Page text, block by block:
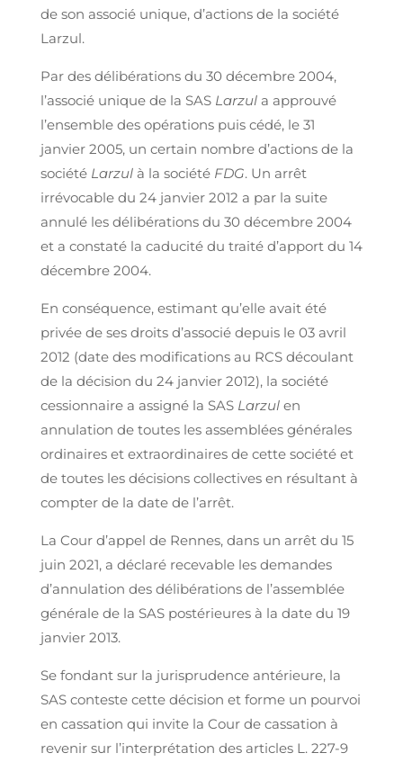
de son associé unique, d’actions de la société
Larzul.
Par des délibérations du 30 décembre 2004,
l’associé unique de la SAS Larzula approuvé
l’ensemble des opérations puis cédé, le 31
janvier 2005, un certain nombre d’actions de la
société Larzulà la société FDG. Un arrêt
irrévocable du 24 janvier 2012 a par la suite
annulé les délibérations du 30 décembre 2004
et a constaté la caducité du traité d’apport du 14
décembre 2004.
En conséquence, estimant qu’elle avait été
privée de ses droits d’associé depuis le 03 avril
2012 (date des modifications au RCS découlant
de la décision du 24 janvier 2012), la société
cessionnaire a assigné la SAS Larzulen
annulation de toutes les assemblées générales
ordinaires et extraordinaires de cette société et
de toutes les décisions collectives en résultant à
compter de la date de l’arrêt.
La Cour d’appel de Rennes, dans un arrêt du 15
juin 2021, a déclaré recevable les demandes
d’annulation des délibérations de l’assemblée
générale de la SAS postérieures à la date du 19
janvier 2013.
Se fondant sur la jurisprudence antérieure, la
SAS conteste cette décision et forme un pourvoi
en cassation qui invite la Cour de cassation à
revenir sur l’interprétation des articles L. 227-9